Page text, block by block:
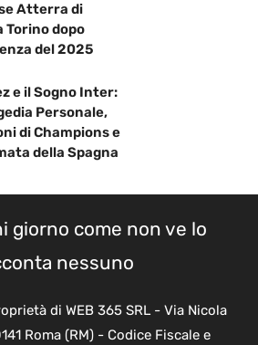
Atterra di
Torino dopo
del 2025
e il Sogno Inter:
Personale,
di Champions e
della Spagna
giorno come non ve lo
nessuno
di WEB 365 SRL - Via Nicola
Roma (RM) - Codice Fiscale e